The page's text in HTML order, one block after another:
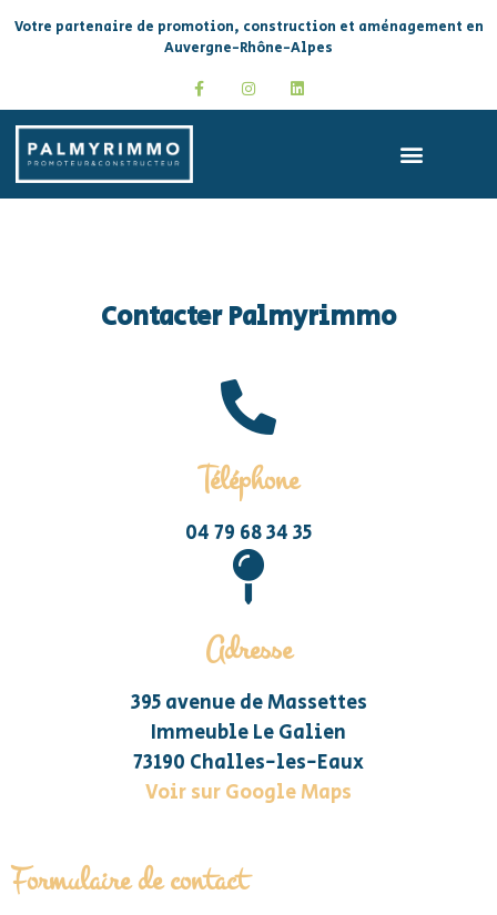
Votre partenaire de promotion, construction et aménagement en
Auvergne-Rhône-Alpes
Contacter Palmyrimmo
Téléphone
04 79 68 34 35
Adresse
395 avenue de Massettes
Immeuble Le Galien
73190 Challes-les-Eaux
Voir sur Google Maps
Formulaire de contact